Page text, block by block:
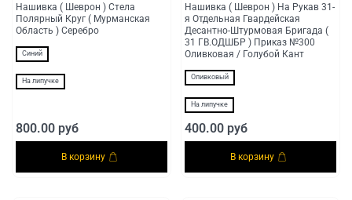
Нашивка ( Шеврон ) Стела
Полярный Круг ( Мурманская
Область ) Серебро
Синий
На липучке
800.00 руб
В корзину
Нашивка ( Шеврон ) На Рукав 31-
я Отдельная Гвардейская
Десантно-Штурмовая Бригада (
31 ГВ.ОДШБР ) Приказ №300
Оливковая / Голубой Кант
Оливковый
На липучке
400.00 руб
В корзину